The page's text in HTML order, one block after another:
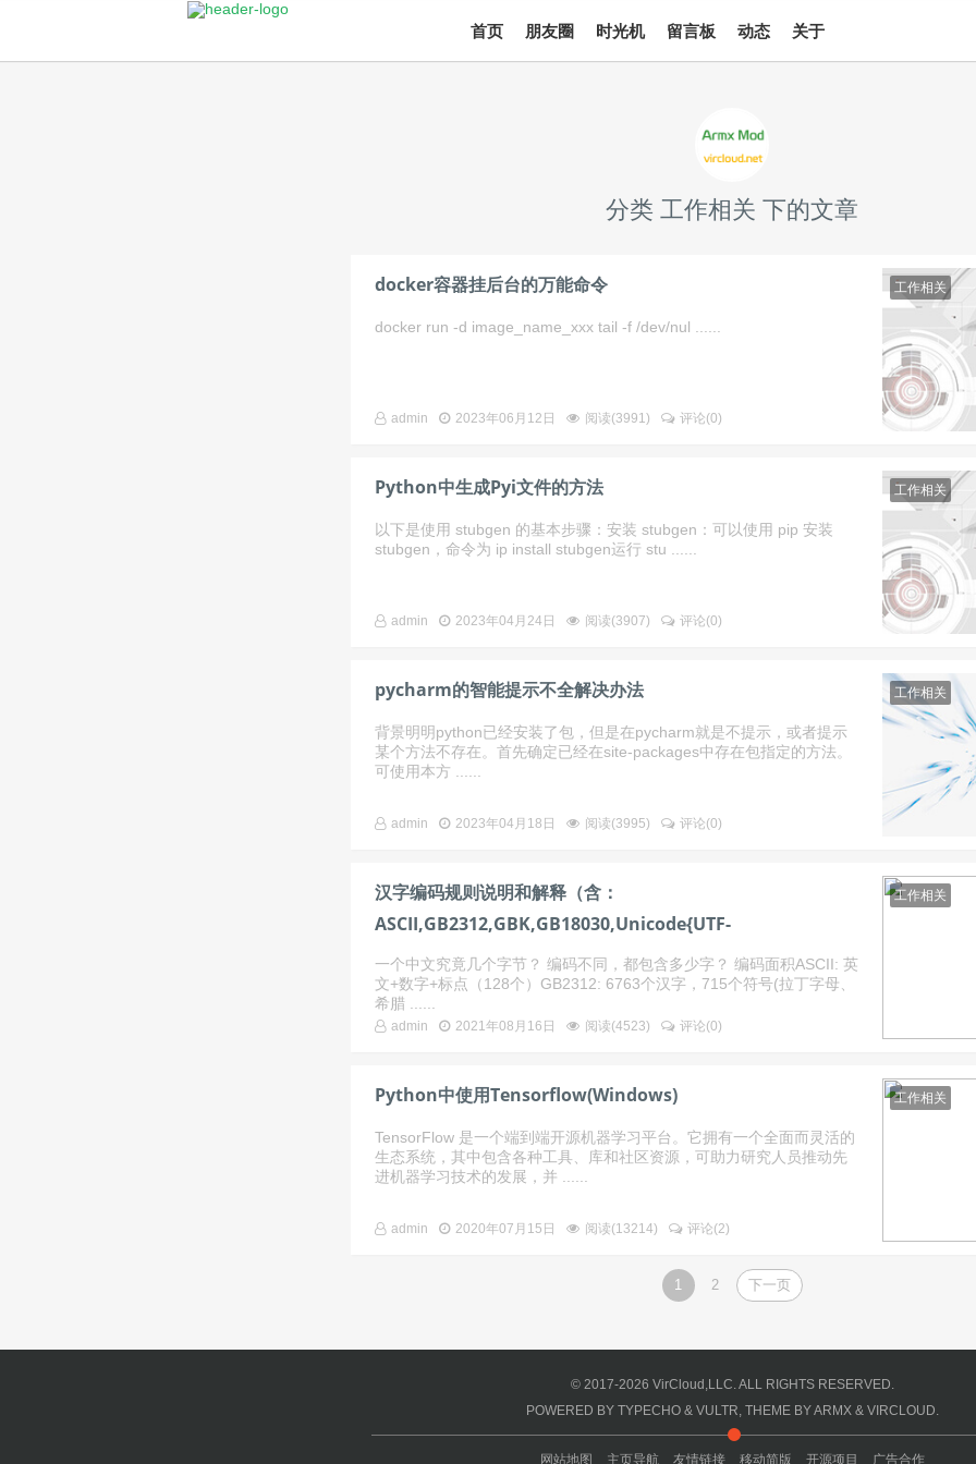
首页 朋友圈 时光机 留言板 动态 关于
分类 工作相关 下的文章
工作相关
docker容器挂后台的万能命令
docker run -d image_name_xxx tail -f /dev/nul ......
admin 2023年06月12日 阅读(3991) 评论(0)
工作相关
Python中生成Pyi文件的方法
以下是使用 stubgen 的基本步骤：安装 stubgen：可以使用 pip 安装
stubgen，命令为 ip install stubgen运行 stu ......
admin 2023年04月24日 阅读(3907) 评论(0)
工作相关
pycharm的智能提示不全解决办法
背景明明python已经安装了包，但是在pycharm就是不提示，或者提示
某个方法不存在。首先确定已经在site-packages中存在包指定的方法。
可使用本方 ......
admin 2023年04月18日 阅读(3995) 评论(0)
工作相关
汉字编码规则说明和解释（含：
ASCII,GB2312,GBK,GB18030,Unicode{UTF-
8,UTF16,UTF32}）
一个中文究竟几个字节？ 编码不同，都包含多少字？ 编码面积ASCII: 英
文+数字+标点（128个）GB2312: 6763个汉字，715个符号(拉丁字母、
希腊 ......
admin 2021年08月16日 阅读(4523) 评论(0)
工作相关
Python中使用Tensorflow(Windows)
TensorFlow 是一个端到端开源机器学习平台。它拥有一个全面而灵活的
生态系统，其中包含各种工具、库和社区资源，可助力研究人员推动先
进机器学习技术的发展，并 ......
admin 2020年07月15日 阅读(13214) 评论(2)
1 2 下一页
© 2017-2026 VirCloud,LLC.ALL RIGHTS RESERVED.
POWERED BY TYPECHO& VULTR, THEME BYARMX& VIRCLOUD.
网站地图 主页导航 友情链接 移动简版 开源项目 广告合作